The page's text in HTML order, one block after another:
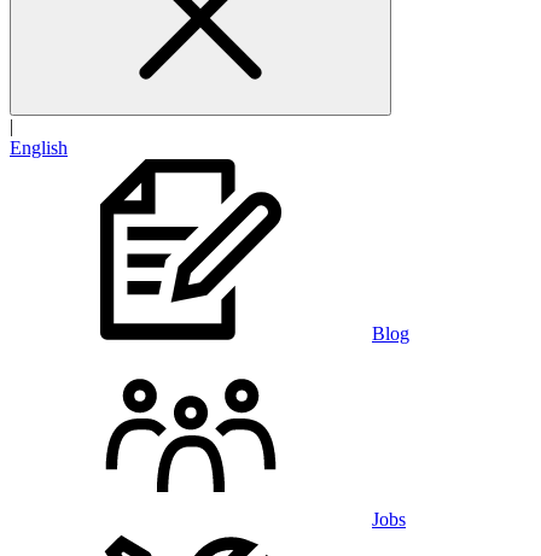
|
English
Blog
Jobs